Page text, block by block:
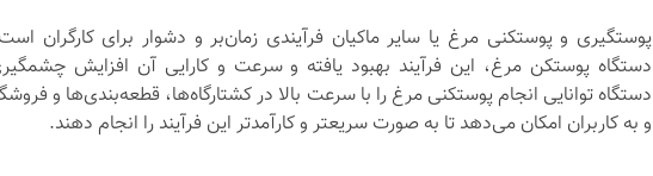
پوستگیری و پوستکنی مرغ یا سایر ماکیان فرآیندی زمان‌بر و دشوار برای کارگران
دستگاه پوستکن مرغ، این فرآیند بهبود یافته و سرعت و کارایی آن افزایش
دستگاه توانایی انجام پوستکنی مرغ را با سرعت بالا در کشتارگاه‌ها، قطعه‌بندی‌ها و
و به کاربران امکان می‌دهد تا به صورت سریعتر و کارآمدتر این فرآیند را انجام دهند.